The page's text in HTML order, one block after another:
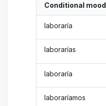
Conditional mood
laboraría
laborarías
laboraría
laboraríamos